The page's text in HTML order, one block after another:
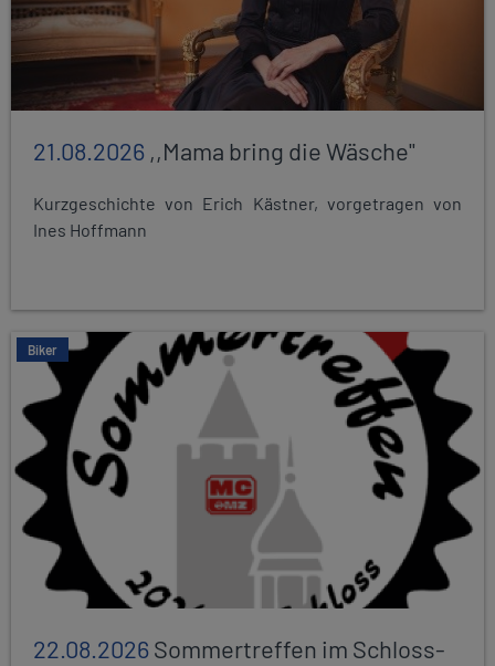
21.08.2026 ,,Mama bring die Wäsche"
Kurzgeschichte von Erich Kästner, vorgetragen von
Ines Hoffmann
Biker
22.08.2026Sommertreffen im Schloss-